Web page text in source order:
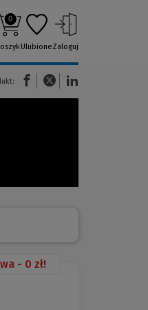
0
UlubioneZaloguj
(Nowe okno)(Link do innej strony)
- 0 zł!